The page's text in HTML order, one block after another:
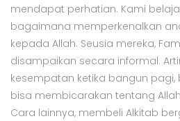
mendapat perhatian. Kami
bagaimana memperkenalkan
kepada Allah. Seusia mereka,
disampaikan secara informal.
kesempatan ketika bangun pagi,
bisa membicarakan tentang
Cara lainnya, membeli Alkitab